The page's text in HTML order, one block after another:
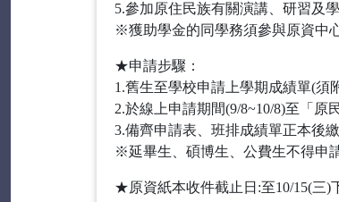
5.參加原住民族有關演講、研習及
※獲助學金的同學務須參與原資中
★申請步驟：
1.舊生至學校申請上學期成績單(須
2.於線上申請期間(9/8~10/8)至「
3.備齊申請表、班排成績單正本後
※延畢生、碩博生、公費生不得申
★原資紙本收件截止日:至10/15(三)